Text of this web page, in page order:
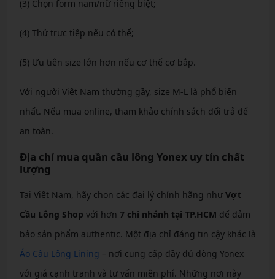
(3) Chọn form nam/nữ riêng biệt;
(4) Thử trực tiếp nếu có thể;
(5) Ưu tiên size lớn hơn nếu cơ thể cơ bắp.
Với người Việt Nam thường gầy, size M-L là phổ biến
nhất. Nếu mua online, tham khảo chính sách đổi trả để
an toàn.
Địa chỉ mua quần cầu lông Yonex uy tín chất
lượng
Tại Việt Nam, hãy chọn các đại lý chính hãng nhưVợt
Cầu Lông Shop với hơn 7 chi nhánh tại TP.HCM để đảm
bảo sản phẩm authentic. Một địa chỉ đáng tin cậy khác là
Áo Cầu Lông Lining – nơi cung cấp đầy đủ dòng Yonex
với giá cạnh tranh và tư vấn miễn phí. Những nơi này